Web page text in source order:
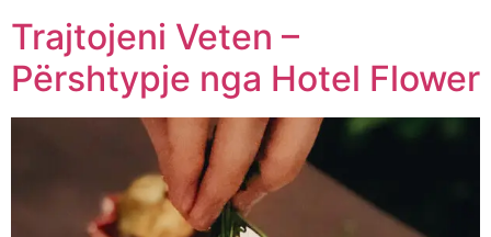
Trajtojeni Veten –
Përshtypje nga Hotel Flower